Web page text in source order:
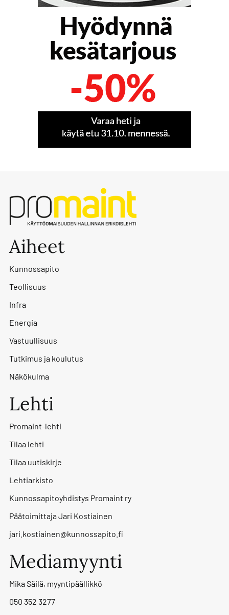
Aiheet
Kunnossapito
Teollisuus
Infra
Energia
Vastuullisuus
Tutkimus ja koulutus
Näkökulma
Lehti
Promaint-lehti
Tilaa lehti
Tilaa uutiskirje
Lehtiarkisto
Kunnossapitoyhdistys Promaint ry
Päätoimittaja Jari Kostiainen
jari.kostiainen@kunnossapito.fi
Mediamyynti
Mika Säilä, myyntipäällikkö
050 352 3277